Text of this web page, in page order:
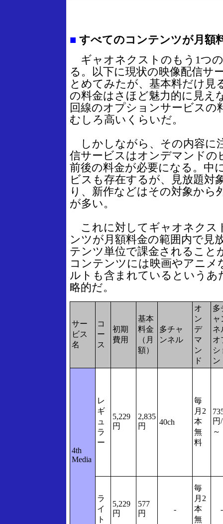
■ すべてのコンテンツが月額
ギャオネクストのもう1つ
る。以下に現状の映像配信サ
とめてみたが、基本料だけ見
の料金はさほど魅力的に見え
回線のオプションサービスの
むしろ高いくらいだ。
しかしながら、その内容に
信サービスはオンデマンドの
前後の料金が必要になる。中
ビスも存在するが、見放題対
り、新作などはその対象から
が多い。
これに対してギャオネクス
ンツが月額料金の範囲内で見
テンツ単位で課金されること
コンテンツには映画やアニ
ルトも含まれているというあ
略的だ。
サー
ビス
名
コ
ー
ス
初期
費用
基本
料金
（月
額）
多チャ
ンネル
オ
ン
デ
マ
ン
ド
多
ャ
ネ
オ
シ
ン
4th
Media
レ
ギ
ュ
ラ
ー
5,229
円
2,835
円
40ch
毎
月2
本
無
料
円
～
ラ
イ
ト
5,229
円
577
円
-
毎
月2
本
無
-